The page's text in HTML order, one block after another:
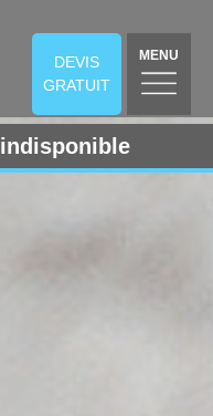
DEVIS
GRATUIT
MENU
indisponible